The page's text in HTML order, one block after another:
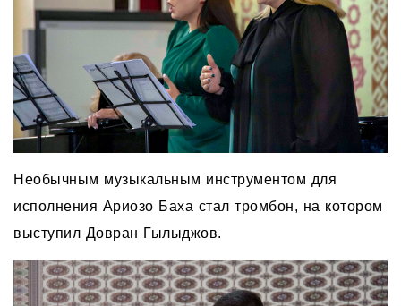
Необычным музыкальным инструментом для
исполнения Ариозо Баха стал тромбон, на котором
выступил Довран Гылыджов.